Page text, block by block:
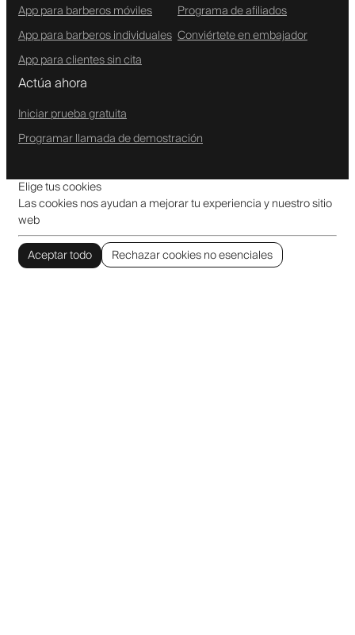
App para barberos móviles
App para barberos individuales
App para clientes sin cita
Programa de afiliados
Conviértete en embajador
Actúa ahora
Iniciar prueba gratuita
Programar llamada de demostración
Elige tus cookies
Las cookies nos ayudan a mejorar tu experiencia y nuestro sitio
web
Aceptar todo
Rechazar cookies no esenciales